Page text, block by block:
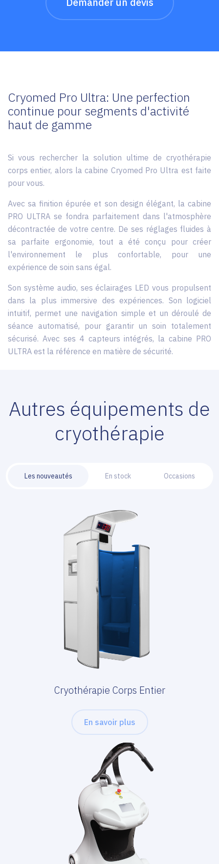
Cryomed Pro Ultra: Une perfection
continue pour segments d'activité
haut de gamme
Si vous rechercher la solution ultime de cryothérapie
corps entier, alors la cabine Cryomed Pro Ultra est faite
pour vous.
Avec sa finition épurée et son design élégant, la cabine
PRO ULTRA se fondra parfaitement dans l'atmosphère
décontractée de votre centre. De ses réglages fluides à
sa parfaite ergonomie, tout a été conçu pour créer
l'environnement le plus confortable, pour une
expérience de soin sans égal.
Son système audio, ses éclairages LED vous propulsent
dans la plus immersive des expériences. Son logiciel
intuitif, permet une navigation simple et un déroulé de
séance automatisé, pour garantir un soin totalement
sécurisé. Avec ses 4 capteurs intégrés, la cabine PRO
ULTRA est la référence en matière de sécurité.
Autres équipements de
cryothérapie
Les nouveautés En stock Occasions
Cryothérapie Corps Entier
En savoir plus